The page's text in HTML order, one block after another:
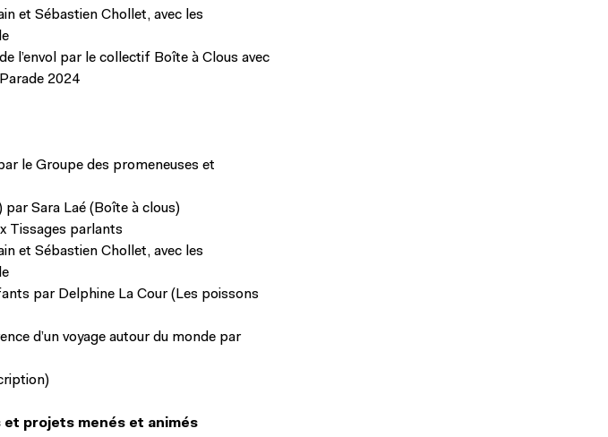
et Sébastien Chollet, avec les
l’envol par le collectif Boîte à Clous avec
2024
le Groupe des promeneuses et
Sara Laé (Boîte à clous)
Tissages parlants
et Sébastien Chollet, avec les
par Delphine La Cour (Les poissons
d’un voyage autour du monde par
projets menés et animés